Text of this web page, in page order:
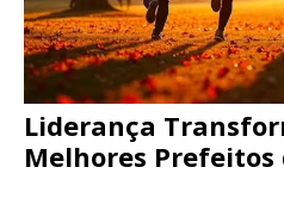
Liderança
Melhores Prefeitos